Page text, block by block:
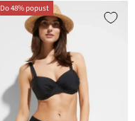
Do 48% popust